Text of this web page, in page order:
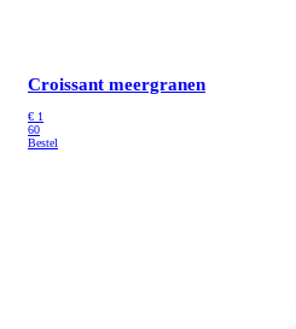
Croissant meergranen
€ 1
60
Bestel